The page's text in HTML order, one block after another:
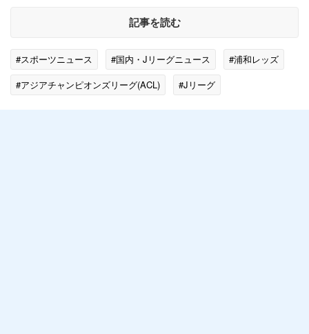
記事を読む
#スポーツニュース #国内・Jリーグニュース
#浦和レッズ
#アジアチャンピオンズリーグ(ACL)
#Jリーグ